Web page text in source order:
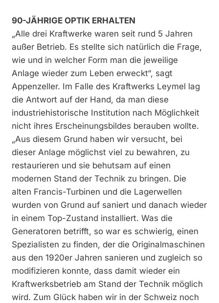
90-JÄHRIGE OPTIK ERHALTEN
„Alle drei Kraftwerke waren seit rund 5 Jahren
außer Betrieb. Es stellte sich natürlich die Frage,
wie und in welcher Form man die jeweilige
Anlage wieder zum Leben erweckt“, sagt
Appenzeller. Im Falle des Kraftwerks Leymel lag
die Antwort auf der Hand, da man diese
industriehistorische Institution nach Möglichkeit
nicht ihres Erscheinungsbildes berauben wollte.
„Aus diesem Grund haben wir versucht, bei
dieser Anlage möglichst viel zu bewahren, zu
restaurieren und sie behutsam auf einen
modernen Stand der Technik zu bringen. Die
alten Francis-Turbinen und die Lagerwellen
wurden von Grund auf saniert und danach wieder
in einem Top-Zustand installiert. Was die
Generatoren betrifft, so war es schwierig, einen
Spezialisten zu finden, der die Originalmaschinen
aus den 1920er Jahren sanieren und zugleich so
modifizieren konnte, dass damit wieder ein
Kraftwerksbetrieb am Stand der Technik möglich
wird. Zum Glück haben wir in der Schweiz noch